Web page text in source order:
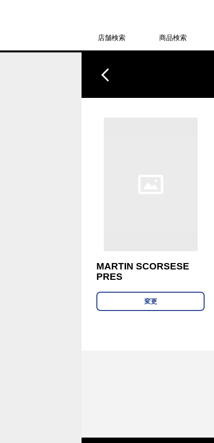
店舗検索 商品検索
MARTIN SCORSESE
PRES
変更